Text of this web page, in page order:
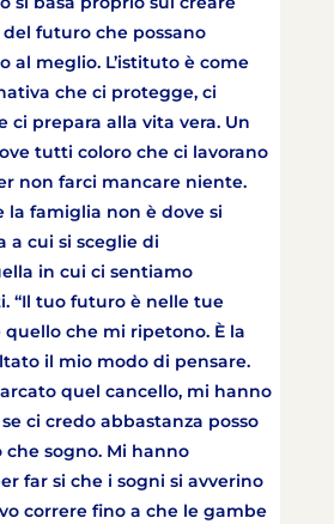
futuro che possano
al meglio. L’istituto è come
che ci protegge, ci
ci prepara alla vita vera. Un
tutti coloro che ci lavorano
non farci mancare niente.
la famiglia non è dove si
a cui si sceglie di
in cui ci sentiamo
“Il tuo futuro è nelle tue
quello che mi ripetono. È la
il mio modo di pensare.
quel cancello, mi hanno
ci credo abbastanza posso
sogno. Mi hanno
far si che i sogni si avverino
correre fino a che le gambe